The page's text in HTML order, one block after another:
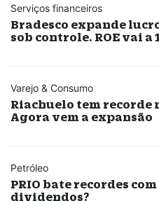
Serviços financeiros
Bradesco expande
sob controle. ROE vai a
Varejo & Consumo
Riachuelo tem recorde
Agora vem a expansão
Petróleo
PRIO bate recordes
dividendos?